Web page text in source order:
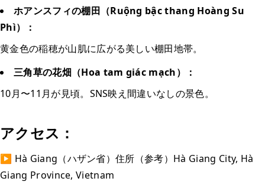
ホアンスフィの棚田（Ruộng bậc thang Hoàng Su
Phì）：
黄金色の稲穂が山肌に広がる美しい棚田地帯。
三角草の花畑（Hoa tam giác mạch）：
10月〜11月が見頃。SNS映え間違いなしの景色。
アクセス：
▶️ Hà Giang（ハザン省）住所（参考）Hà Giang City, Hà
Giang Province, Vietnam